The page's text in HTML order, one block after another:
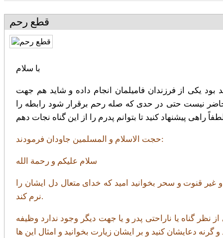
قطع رحم
با سلام
بود یکی از فرزندان فامیلمان انجام داده و شاید هم جهت
حاضر نیست حتی در حدی که صله رحم برقرار شود رابطه را
حجت الاسلام و المسلمین جاودان فرمودند:
سلام علیکم و رحمة الله
غیر قنوت و سحر بخوانید امید که خدای متعال دل ایشان را
نرم کند.
گناه یا ناراحتی پدر و یا جهت دیگر وجود ندارد وظیفه